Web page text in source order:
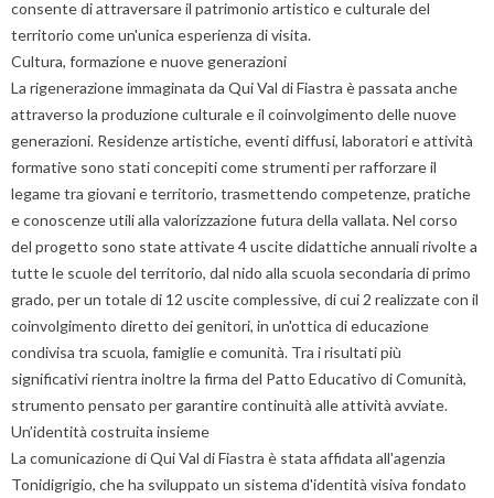
consente di attraversare il patrimonio artistico e culturale del
territorio come un'unica esperienza di visita.
Cultura, formazione e nuove generazioni
La rigenerazione immaginata da Qui Val di Fiastra è passata anche
attraverso la produzione culturale e il coinvolgimento delle nuove
generazioni. Residenze artistiche, eventi diffusi, laboratori e attività
formative sono stati concepiti come strumenti per rafforzare il
legame tra giovani e territorio, trasmettendo competenze, pratiche
e conoscenze utili alla valorizzazione futura della vallata. Nel corso
del progetto sono state attivate 4 uscite didattiche annuali rivolte a
tutte le scuole del territorio, dal nido alla scuola secondaria di primo
grado, per un totale di 12 uscite complessive, di cui 2 realizzate con il
coinvolgimento diretto dei genitori, in un'ottica di educazione
condivisa tra scuola, famiglie e comunità. Tra i risultati più
significativi rientra inoltre la firma del Patto Educativo di Comunità,
strumento pensato per garantire continuità alle attività avviate.
Un’identità costruita insieme
La comunicazione di Qui Val di Fiastra è stata affidata all'agenzia
Tonidigrigio, che ha sviluppato un sistema d'identità visiva fondato